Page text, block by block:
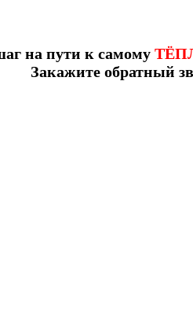
на пути к самому
Закажите обратный